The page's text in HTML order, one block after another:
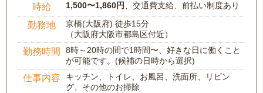
時給 1,500〜1,860円、交通費支給、前払い制度あり
勤務地
京橋(大阪府) 徒歩15分
（大阪府大阪市都島区付近）
勤務時間
8時～20時の間で1時間〜、好きな日に働くこと
が可能です。(候補の日時から選択)
仕事内容
キッチン、トイレ、お風呂、洗面所、リビン
グ、その他のお掃除